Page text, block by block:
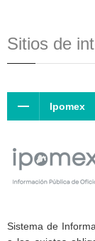
Sitios de
Ipomex
Sistema de